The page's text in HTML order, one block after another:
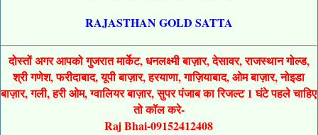
RAJASTHAN GOLD SATTA
दोस्तों अगर आपको गुजरात मार्केट, धनलक्ष्मी बाज़ार, देसावर, राजस्थान गोल्ड,
श्री गणेश, फरीदाबाद, यूपी बाज़ार, हरयाणा, गाज़ियाबाद, ओम बाज़ार, नोइडा
बाज़ार, गली, हरी ओम, ग्वालियर बाज़ार, सुपर पंजाब का रिजल्ट 1 घंटे पहले चाहिए
तो कॉल करे-
Raj Bhai-09152412408